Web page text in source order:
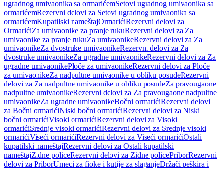
ugradnog umivaonika sa ormarićemSetovi ugradnog umivaonika sa
ormarićemRezervni delovi za Setovi ugradnog umivaonika sa
ormarićemKupatilski nameštajOrmarićiRezervni delovi za
OrmarićiZa umivaonike za pranje rukuRezervni delovi za Za
umivaonike za pranje rukuZa umivaonikeRezervni delovi za Za
umivaonikeZa dvostruke umivaonikeRezervni delovi za Za
dvostruke umivaonikeZa ugradne umivaonikeRezervni delovi za Za
ugradne umivaonikePloče za umivaonikeRezervni delovi za Ploče
za umivaonikeZa nadpultne umivaonike u obliku posudeRezervni
delovi za Za nadpultne umivaonike u obliku posudeZa pravougaone
nadpultne umivaonikeRezervni delovi za Za pravougaone nadpultne
umivaonikeZa ugradne umivaonikeBočni ormarićiRezervni delovi
za Bočni ormarićiNiski bočni ormarićiRezervni delovi za Niski
bočni ormarićiVisoki ormarićiRezervni delovi za Visoki
ormarićiSrednje visoki ormarićiRezervni delovi za Srednje visoki
ormarićiViseći ormarićiRezervni delovi za Viseći ormarićiOstali
kupatilski nameštajRezervni delovi za Ostali kupatilski
nameštajZidne policeRezervni delovi za Zidne policePriborRezervni
delovi za PriborUmeci za fioke i kutije za slaganjeDržači peškira i